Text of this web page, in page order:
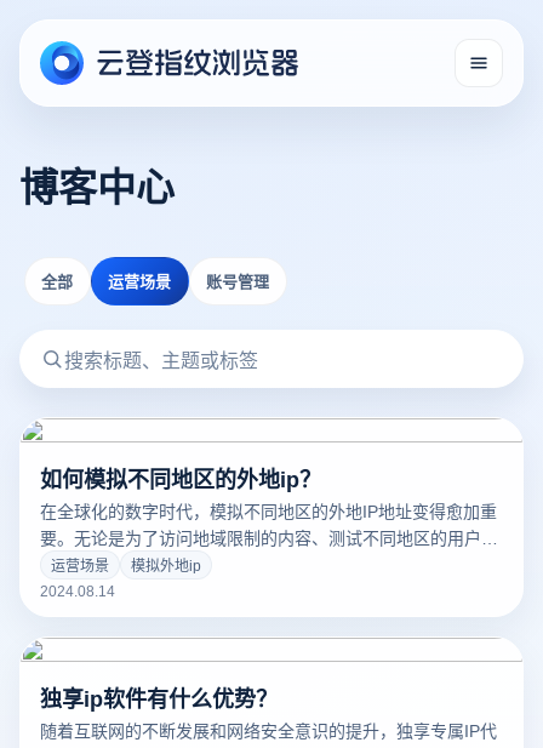
博客中心
全部 运营场景 账号管理
如何模拟不同地区的外地ip？
在全球化的数字时代，模拟不同地区的外地IP地址变得愈加重
要。无论是为了访问地域限制的内容、测试不同地区的用户体
验，还是为了增强网络隐私和安全，能够模拟外地ip地址都能
带来显著的好处。本文将探讨如何有效地设置和使用海外虚拟
IP地址，并介绍常用的工具和方法。
运营场景
模拟外地ip
2024.08.14
独享ip软件有什么优势？
随着互联网的不断发展和网络安全意识的提升，独享专属IP代